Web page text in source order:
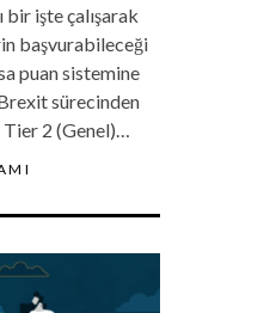
bir işte çalışarak
başvurabileceği
puan sistemine
sürecinden
Tier 2 (Genel)…